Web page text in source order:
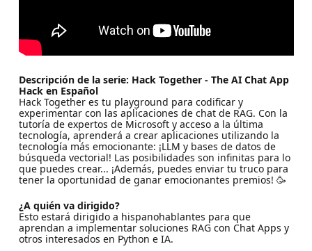
Descripción de la serie: Hack Together - The AI Chat App
Hack en Español
Hack Together es tu playground para codificar y
experimentar con las aplicaciones de chat de RAG. Con la
tutoría de expertos de Microsoft y acceso a la última
tecnología, aprenderá a crear aplicaciones utilizando la
tecnología más emocionante: ¡LLM y bases de datos de
búsqueda vectorial! Las posibilidades son infinitas para lo
que puedes crear... ¡Además, puedes enviar tu truco para
tener la oportunidad de ganar emocionantes premios! 🥳
¿A quién va dirigido?
Esto estará dirigido a hispanohablantes para que
aprendan a implementar soluciones RAG con Chat Apps y
otros interesados en Python e IA.